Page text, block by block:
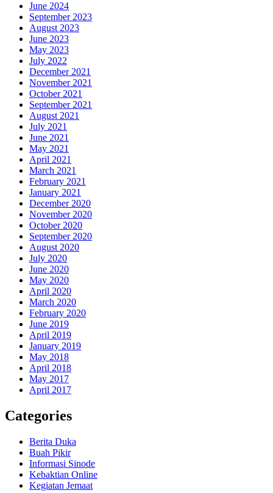
June 2024
September 2023
August 2023
June 2023
May 2023
July 2022
December 2021
November 2021
October 2021
September 2021
August 2021
July 2021
June 2021
May 2021
April 2021
March 2021
February 2021
January 2021
December 2020
November 2020
October 2020
September 2020
August 2020
July 2020
June 2020
May 2020
April 2020
March 2020
February 2020
June 2019
April 2019
January 2019
May 2018
April 2018
May 2017
April 2017
Categories
Berita Duka
Buah Pikir
Informasi Sinode
Kebaktian Online
Kegiatan Jemaat